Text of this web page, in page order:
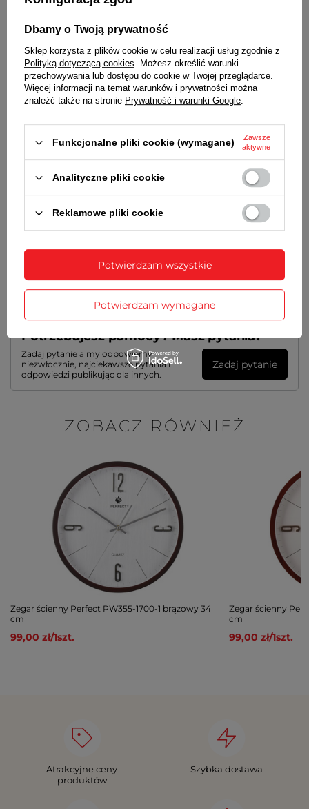
płaska szklana
MECHANIZM
kwarcowy tykający
ZASILANIE
WYMIARY
wymiary - 27,5 cm x 27,5 cm [szer x wys]
grubość - 4,5 cm
SZCZEGÓŁOWE DANE
GWARANCJA
OPINIE (0)
Potrzebujesz pomocy? Masz pytania?
Zadaj pytanie a my odpowiemy
niezwłocznie, najciekawsze pytania i
odpowiedzi publikując dla innych.
Zadaj pytanie
ZOBACZ RÓWNIEŻ
Zegar ścienny Perfect PW355-1700-1 brązowy 34
cm
99,00 zł/1szt.
Zegar ścienny
cm
99,00 zł/1szt.
Atrakcyjne ceny
produktów
Szybka dostawa
Dbamy o Twoją prywatność
Sklep korzysta z plików cookie w celu realizacji usług zgodnie z
Polityką dotyczącą cookies. Możesz określić warunki
przechowywania lub dostępu do cookie w Twojej przeglądarce.
Więcej informacji na temat warunków i prywatności można
znaleźć także na stronie Prywatność i warunki Google.
Funkcjonalne pliki cookie (wymagane)
Zawsze
aktywne
Analityczne pliki cookie
Reklamowe pliki cookie
Potwierdzam wymagane
Potwierdzam wszystkie